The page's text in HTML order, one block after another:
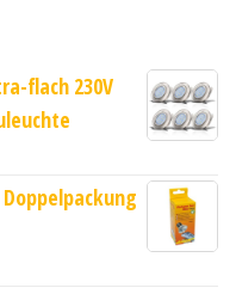
flach 230V